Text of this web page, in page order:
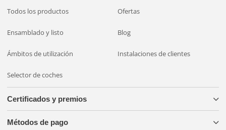
Todos los productos Ofertas
Ensamblado y listo Blog
Ámbitos de utilización Instalaciones de clientes
Selector de coches
Certificados y premios
Métodos de pago